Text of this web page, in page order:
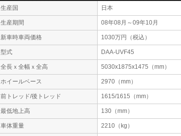
生産国 日本
生産期間 08年08月～09年10月
新車時車両価格 1030万円（税込）
型式 DAA-UVF45
全長ｘ全幅ｘ全高 5030x1875x1475（mm）
ホイールベース 2970（mm）
前トレッド/後トレッド 1615/1615（mm）
最低地上高 130（mm）
車体重量 2210（kg）